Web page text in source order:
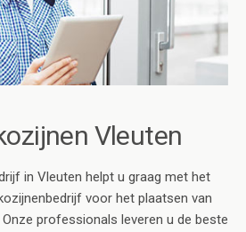
Vleuten
in Vleuten helpt u graag met het
voor het plaatsen van
professionals leveren u de beste